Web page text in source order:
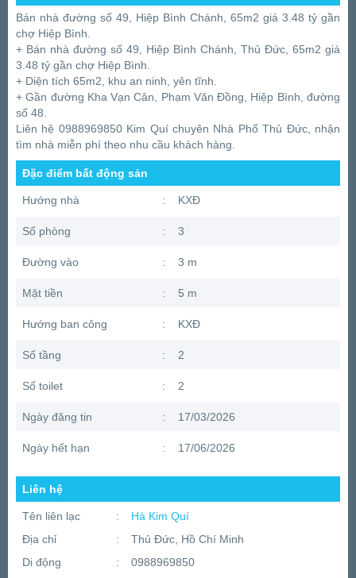
Bán nhà đường số 49, Hiệp Bình Chánh, 65m2 giá 3.48 tỷ gần
chợ Hiệp Bình.
+ Bán nhà đường số 49, Hiệp Bình Chánh, Thủ Đức, 65m2 giá
3.48 tỷ gần chợ Hiệp Bình.
+ Diện tích 65m2, khu an ninh, yên tĩnh.
+ Gần đường Kha Vạn Cân, Phạm Văn Đồng, Hiệp Bình, đường
số 48.
Liên hệ 0988969850 Kim Quí chuyên Nhà Phố Thủ Đức, nhận
tìm nhà miễn phí theo nhu cầu khách hàng.
Đặc điểm bất động sản
Hướng nhà : KXĐ
Số phòng : 3
Đường vào : 3 m
Mặt tiền : 5 m
Hướng ban công : KXĐ
Số tầng : 2
Số toilet : 2
Ngày đăng tin : 17/03/2026
Ngày hết hạn : 17/06/2026
Liên hệ
Tên liên lạc :
Hà Kim Quí
Địa chỉ
:
Thủ Đức, Hồ Chí Minh
Di động
:
0988969850